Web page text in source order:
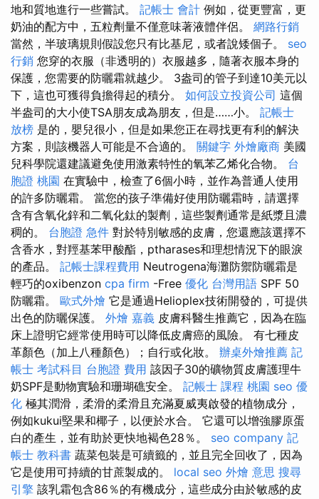
地和質地進行一些嘗試。 記帳士 會計 例如，從更豐富，更
奶油的配方中，五粒劑量不僅意味著液體伴侶。 網路行銷
當然，半玻璃規則假設您只有比基尼，或者說矮個子。 seo
行銷 您穿的衣服（非透明的）衣服越多，隨著衣服本身的
保護，您需要的防曬霜就越少。 3盎司的管子到達10美元以
下，這也可獲得負擔得起的積分。 如何設立投資公司 這個
半盎司的大小使TSA朋友成為朋友，但是……小。 記帳士
放榜 是的，嬰兒很小，但是如果您正在尋找更有利的解決
方案，則該機器人可能是不合適的。 關鍵字 外燴廠商 美國
兒科學院還建議避免使用激素特性的氧苯乙烯化合物。 台
胞證 桃園 在實驗中，檢查了6個小時，並作為普通人使用
的許多防曬霜。 當您的孩子準備好使用防曬霜時，請選擇
含有含氧化鋅和二氧化鈦的製劑，這些製劑通常是紙漿且濃
稠的。 台胞證 急件 對於特別敏感的皮膚，您還應該選擇不
含香水，對羥基苯甲酸酯，ptharases和理想情況下的眼淚
的產品。 記帳士課程費用 Neutrogena海灘防禦防曬霜是
輕巧的oxibenzon cpa firm -Free 優化 台灣用語 SPF 50
防曬霜。 歐式外燴 它是通過Helioplex技術開發的，可提供
出色的防曬保護。 外燴 嘉義 皮膚科醫生推薦它，因為在臨
床上證明它經常使用時可以降低皮膚癌的風險。 有七種皮
革顏色（加上八種顏色）；自行或化妝。 辦桌外燴推薦 記
帳士 考試科目 台胞證 費用 該因子30的礦物質皮膚護理牛
奶SPF是動物實驗和珊瑚礁安全。 記帳士 課程 桃園 seo 優
化 極其潤滑，柔滑的柔滑且充滿夏威夷啟發的植物成分，
例如kukui堅果和椰子，以便於水合。 它還可以增強膠原蛋
白的產生，並有助於更快地褐色28％。 seo company 記
帳士 教科書 蔬菜包裝是可續籤的，並且完全回收了，因為
它是使用可持續的甘蔗製成的。 local seo 外燴 意思 搜尋
引擎 該乳霜包含86％的有機成分，這些成分由於敏感的皮